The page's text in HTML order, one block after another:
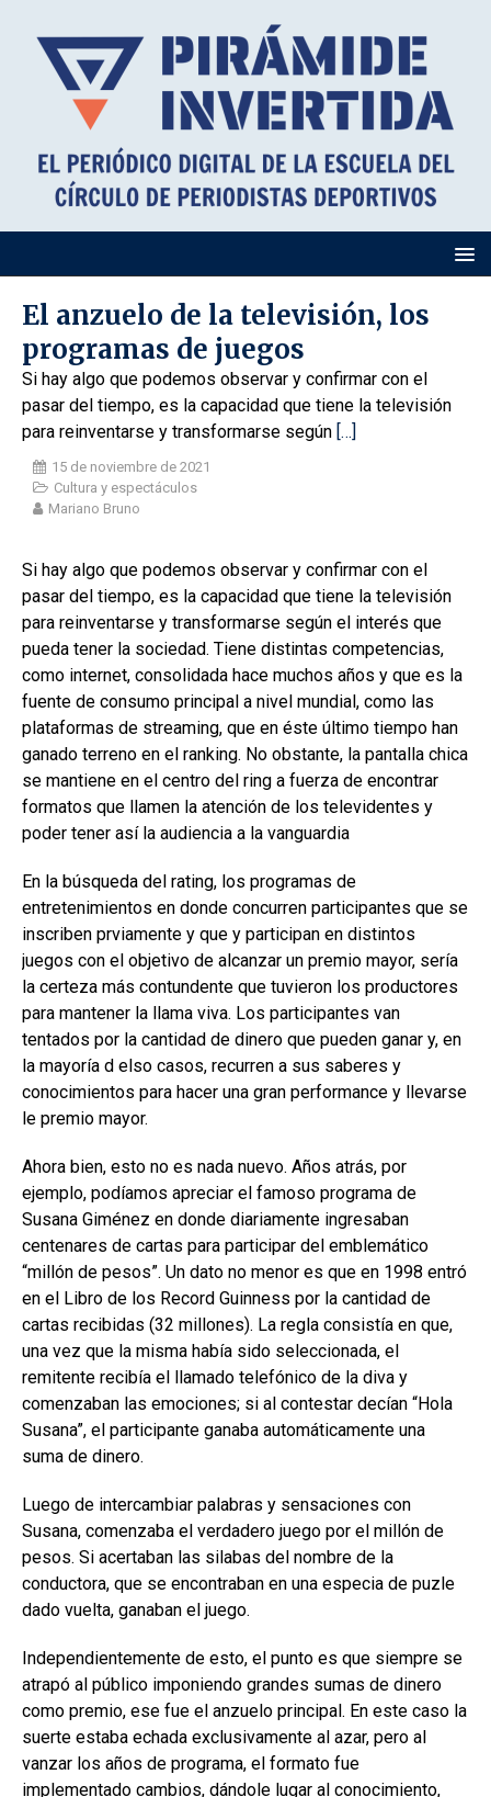
El anzuelo de la televisión, los
programas de juegos
Si hay algo que podemos observar y confirmar con el
pasar del tiempo, es la capacidad que tiene la televisión
para reinventarse y transformarse según […]
15 de noviembre de 2021
Cultura y espectáculos
Mariano Bruno
Si hay algo que podemos observar y confirmar con el
pasar del tiempo, es la capacidad que tiene la televisión
para reinventarse y transformarse según el interés que
pueda tener la sociedad. Tiene distintas competencias,
como internet, consolidada hace muchos años y que es la
fuente de consumo principal a nivel mundial, como las
plataformas de streaming, que en éste último tiempo han
ganado terreno en el ranking. No obstante, la pantalla chica
se mantiene en el centro del ring a fuerza de encontrar
formatos que llamen la atención de los televidentes y
poder tener así la audiencia a la vanguardia
En la búsqueda del rating, los programas de
entretenimientos en donde concurren participantes que se
inscriben prviamente y que y participan en distintos
juegos con el objetivo de alcanzar un premio mayor, sería
la certeza más contundente que tuvieron los productores
para mantener la llama viva. Los participantes van
tentados por la cantidad de dinero que pueden ganar y, en
la mayoría d elso casos, recurren a sus saberes y
conocimientos para hacer una gran performance y llevarse
le premio mayor.
Ahora bien, esto no es nada nuevo. Años atrás, por
ejemplo, podíamos apreciar el famoso programa de
Susana Giménez en donde diariamente ingresaban
centenares de cartas para participar del emblemático
“millón de pesos”. Un dato no menor es que en 1998 entró
en el Libro de los Record Guinness por la cantidad de
cartas recibidas (32 millones). La regla consistía en que,
una vez que la misma había sido seleccionada, el
remitente recibía el llamado telefónico de la diva y
comenzaban las emociones; si al contestar decían “Hola
Susana”, el participante ganaba automáticamente una
suma de dinero.
Luego de intercambiar palabras y sensaciones con
Susana, comenzaba el verdadero juego por el millón de
pesos. Si acertaban las silabas del nombre de la
conductora, que se encontraban en una especia de puzle
dado vuelta, ganaban el juego.
Independientemente de esto, el punto es que siempre se
atrapó al público imponiendo grandes sumas de dinero
como premio, ese fue el anzuelo principal. En este caso la
suerte estaba echada exclusivamente al azar, pero al
vanzar los años de programa, el formato fue
implementado cambios, dándole lugar al conocimiento,